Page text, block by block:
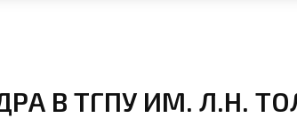
В ТГПУ ИМ. Л.Н.